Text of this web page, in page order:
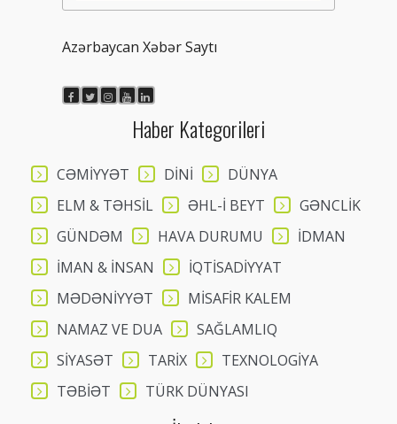
Azərbaycan Xəbər Saytı
Haber Kategorileri
CƏMİYYƏT DİNİ
DÜNYA
ELM & TƏHSİL
ƏHL-İ BEYT
GƏNCLİK
GÜNDƏM
HAVA DURUMU
İDMAN
İMAN & İNSAN
İQTİSADİYYAT
MƏDƏNİYYƏT
MİSAFİR KALEM
NAMAZ VE DUA
SAĞLAMLIQ
SİYASƏT
TARİX
TEXNOLOGİYA
TƏBİƏT
TÜRK DÜNYASI